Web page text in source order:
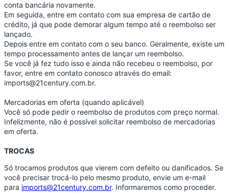
conta bancária novamente.
Em seguida, entre em contato com sua empresa de cartão de
crédito, já que pode demorar algum tempo até o reembolso ser
lançado.
Depois entre em contato com o seu banco. Geralmente, existe um
tempo processamento antes de lançar um reembolso.
Se você já fez tudo isso e ainda não recebeu o reembolso, por
favor, entre em contato conosco através do email:
imports@21century.com.br.
Mercadorias em oferta (quando aplicável)
Você só pode pedir o reembolso de produtos com preço normal.
Infelizmente, não é possível solicitar reembolso de mercadorias
em oferta.
TROCAS
Só trocamos produtos que vierem com defeito ou danificados. Se
você precisar trocá-lo pelo mesmo produto, envie um e-mail
para imports@21century.com.br. Informaremos como proceder.